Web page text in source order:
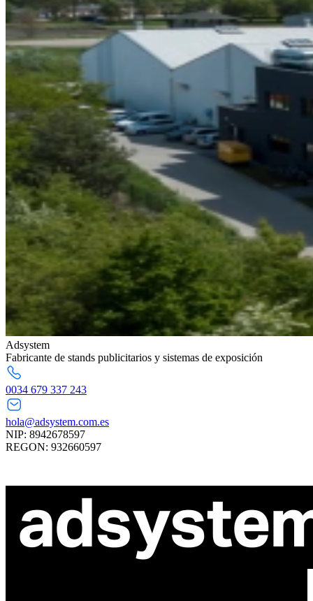
Adsystem
Fabricante de stands publicitarios y sistemas de exposición
0034 679 337 243
hola@adsystem.com.es
NIP: 8942678597
REGON: 932660597